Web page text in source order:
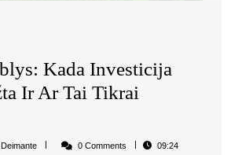
Kada Investicija
Ir Ar Tai Tikrai
DeimanteDeimante 0 Comments 09:24